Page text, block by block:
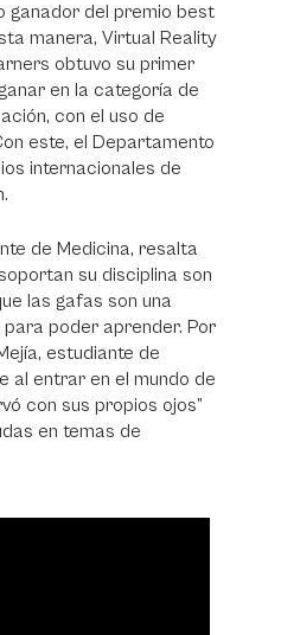
ganador del premio best
manera, Virtual Reality
obtuvo su primer
en la categoría de
con el uso de
este, el Departamento
internacionales de
de Medicina, resalta
su disciplina son
las gafas son una
poder aprender. Por
estudiante de
al entrar en el mundo de
con sus propios ojos”
en temas de